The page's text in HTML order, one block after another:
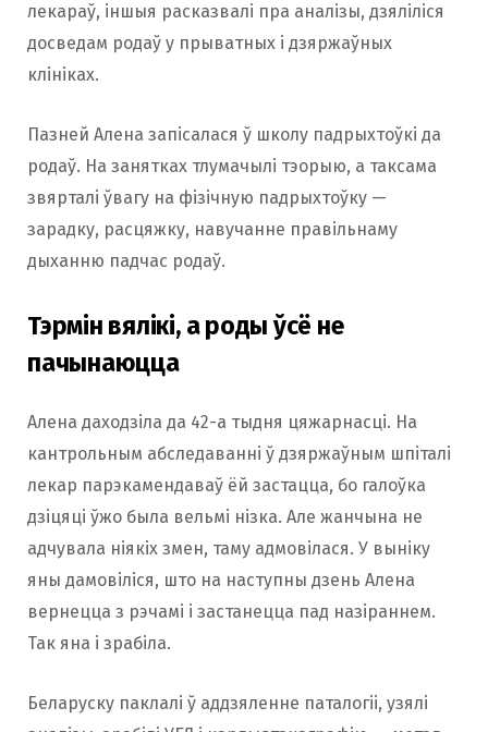
лекараў, іншыя расказвалі пра аналізы, дзяліліся
досведам родаў у прыватных і дзяржаўных
клініках.
Пазней Алена запісалася ў школу падрыхтоўкі да
родаў. На занятках тлумачылі тэорыю, а таксама
звярталі ўвагу на фізічную падрыхтоўку —
зарадку, расцяжку, навучанне правільнаму
дыханню падчас родаў.
Тэрмін вялікі, а роды ўсё не
пачынаюцца
Алена даходзіла да 42-а тыдня цяжарнасці. На
кантрольным абследаванні ў дзяржаўным шпіталі
лекар парэкамендаваў ёй застацца, бо галоўка
дзіцяці ўжо была вельмі нізка. Але жанчына не
адчувала ніякіх змен, таму адмовілася. У выніку
яны дамовіліся, што на наступны дзень Алена
вернецца з рэчамі і застанецца пад назіраннем.
Так яна і зрабіла.
Беларуску паклалі ў аддзяленне паталогіі, узялі